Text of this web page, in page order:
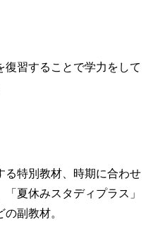
復習することで学力をして
る特別教材、時期に合わせ
夏休みスタディプラス」
副教材。